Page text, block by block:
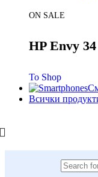
ON SALE
HP Envy 34
To Shop
Всички